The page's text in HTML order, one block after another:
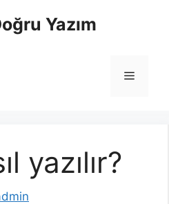
Yazım
Menü
yazılır?